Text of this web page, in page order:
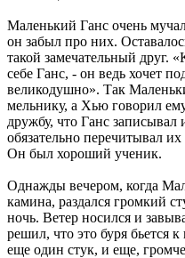
Маленький Ганс очень
он забыл про них.
такой замечательный друг.
себе Ганс, - он ведь хочет
великодушно». Так
мельнику, а Хью говорил
дружбу, что Ганс
обязательно перечитывал
Он был хороший ученик.
Однажды вечером, когда
камина, раздался громкий
ночь. Ветер носился и
решил, что это буря бьется
еще один стук, и еще,